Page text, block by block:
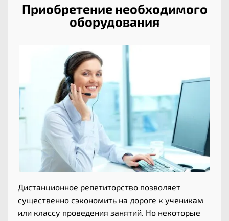
Приобретение необходимого
оборудования
Дистанционное репетиторство позволяет
существенно сэкономить на дороге к ученикам
или классу проведения занятий. Но некоторые